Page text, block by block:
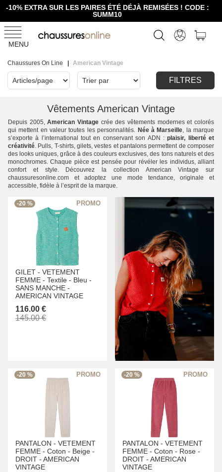
-10% EXTRA SUR LES PAIRES ÉTÉ DÉJÀ REMISÉES ! CODE :
SUMM10
MENU
Chaussures On Line American Vintage
FILTRES
Vêtements American Vintage
Depuis 2005,American Vintage crée des vêtements modernes et colorés
qui mettent en valeur toutes les personnalités. Née à Marseille, la marque
s’exporte à l’international tout en conservant son ADN :plaisir, liberté et
créativité. Pulls, T-shirts, gilets, vestes et pantalons permettent de composer
des looks uniques, grâce à des couleurs exclusives, des tons naturels et des
monochromes. Chaque pièce est pensée pour révéler les individus, alliant
confort et style. Découvrez la collection American Vintage sur
chaussuresonline.com et adoptez une mode tendance, originale et
accessible, fidèle à l’esprit de la marque.
-20 %
GILET - VETEMENT
FEMME - Textile - Bleu -
SANS MANCHE -
AMERICAN VINTAGE
116.00 €
145.00 €
-20 %
PANTALON - VETEMENT
FEMME - Coton - Beige -
DROIT - AMERICAN
VINTAGE
-20 %
PANTALON - VETEMENT
FEMME - Coton - Rose -
DROIT - AMERICAN
VINTAGE